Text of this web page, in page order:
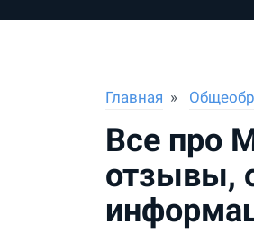
Главная
Все про
отзывы,